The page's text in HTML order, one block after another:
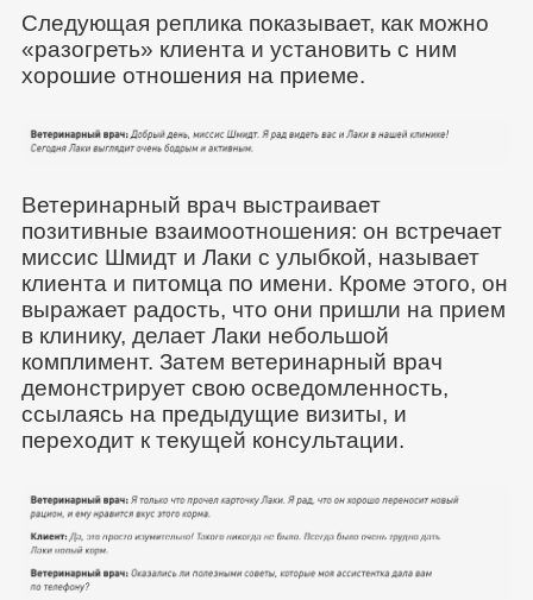
Следующая реплика показывает, как можно
«разогреть» клиента и установить с ним
хорошие отношения на приеме.
Ветеринарный врач выстраивает
позитивные взаимоотношения: он встречает
миссис Шмидт и Лаки с улыбкой, называет
клиента и питомца по имени. Кроме этого, он
выражает радость, что они пришли на прием
в клинику, делает Лаки небольшой
комплимент. Затем ветеринарный врач
демонстрирует свою осведомленность,
ссылаясь на предыдущие визиты, и
переходит к текущей консультации.